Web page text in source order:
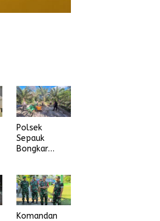
Polsek
Sepauk
Bongkar
dusun Lepung
Beruang Desa
Sekubang KM
38 Kayu Lapis
Komandan